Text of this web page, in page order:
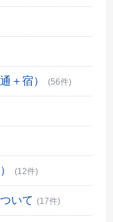
＋宿） (56件)
(12件)
いて (17件)